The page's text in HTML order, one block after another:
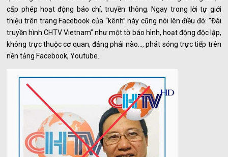
cấp phép hoạt động báo chí, truyền thông. Ngay trong lời tự giới
thiệu trên trang Facebook của “kênh” này cũng nói lên điều đó: “Đài
truyền hình CHTV Vietnam” như một tờ báo hình, hoạt động độc lập,
không trực thuộc cơ quan, đảng phái nào…, phát sóng trực tiếp trên
nền tảng Facebook, Youtube.